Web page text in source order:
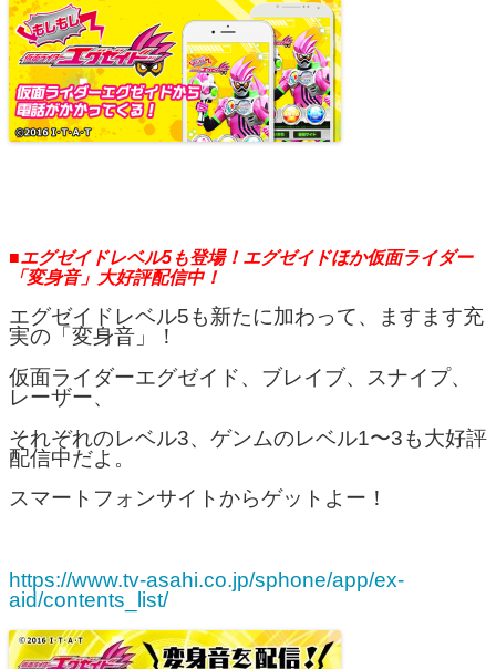
■エグゼイドレベル5も登場！エグゼイドほか仮面ライダー
「変身音」大好評配信中！
エグゼイドレベル5も新たに加わって、ますます充
実の「変身音」！
仮面ライダーエグゼイド、ブレイブ、スナイプ、
レーザー、
それぞれのレベル3、ゲンムのレベル1〜3も大好評
配信中だよ。
スマートフォンサイトからゲットよー！
https://www.tv-asahi.co.jp/sphone/app/ex-
aid/contents_list/